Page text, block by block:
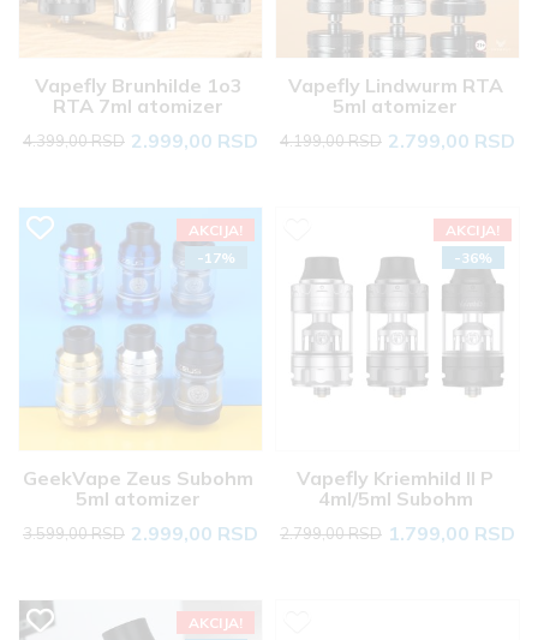
Vapefly Brunhilde 1o3
RTA 7ml atomizer
4.399,00 RSD 2.999,00 RSD
Vapefly Lindwurm RTA
5ml atomizer
4.199,00 RSD 2.799,00 RSD
AKCIJA!
-17%
GeekVape Zeus Subohm
5ml atomizer
3.599,00 RSD 2.999,00 RSD
AKCIJA!
-36%
Vapefly Kriemhild II P
4ml/5ml Subohm
2.799,00 RSD 1.799,00 RSD
AKCIJA!